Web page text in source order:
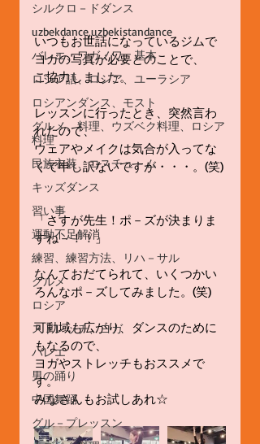
シルクロ－ドダンス
uzbekdance,uzbekistandance
バレエ、ワガノワ、基本
ロシア語、ロシア、ユーラシア
ロシアンダンス、モスト
グルメ、料理、ウズベク料理、ロシア
料理
民族衣装、コスチュ－ム
キッズダンス
習い事
運動不足解消
練習、練習方法、リハ－サル
グルメ
ロシア
ストレッチ、ヨガ
バレエ
男の踊り
中国舞踊
グル－プレッスン
いつもお世話になっているジムで
ヨガの写真が必要とのことで、
ご協力しました。
レッスンに行ったとき、突然言わ
れたので、
ウェアやメイクは気合が入ってな
くて申し訳ないですが・・・。(笑)
「さすが先生！ポ－ズが決まりま
すね－！！」
なんておだてられて、いくつかい
ろんなポ－ズしてみました。(笑)
可動域も広がり、ダンスのために
もなるので、
ヨガやストレッチもおススメで
す。
みなさんもお試しあれ☆